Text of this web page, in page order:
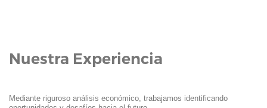
Nuestra Experiencia
Mediante riguroso análisis económico, trabajamos identificando